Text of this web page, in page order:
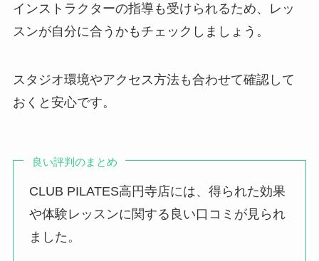
インストラクターの指導も受けられるため、レッ
スンが自分に合うかもチェックしましょう。
スタジオ環境やアクセス方法も合わせて確認して
おくと安心です。
良い評判のまとめ
CLUB PILATES高円寺店には、得られた効果
や体験レッスンに関する良い口コミが見られ
ました。